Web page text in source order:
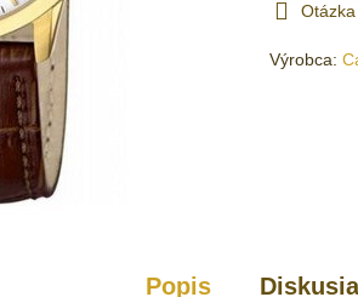
Výrobca:
Popis